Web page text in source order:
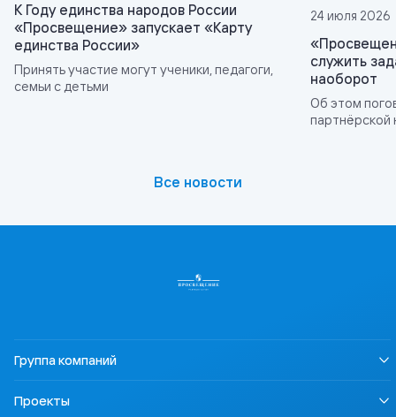
К Году единства народов России
«Просвещение» запускает «Карту
единства России»
Принять участие могут ученики, педагоги,
семьи с детьми
24 июля 2026
служить
наоборот
Об этом
Все новости
Группа компаний
Устойчивое развитие
Проекты